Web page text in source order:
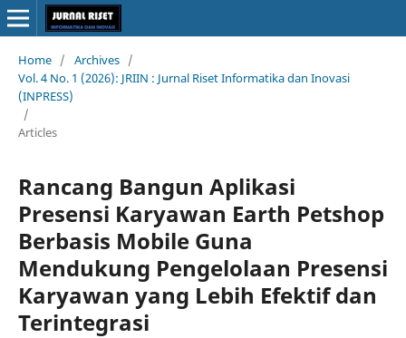
Home / Archives /
Vol. 4 No. 1 (2026): JRIIN : Jurnal Riset Informatika dan Inovasi
(INPRESS)
/
Articles
Rancang Bangun Aplikasi
Presensi Karyawan Earth Petshop
Berbasis Mobile Guna
Mendukung Pengelolaan Presensi
Karyawan yang Lebih Efektif dan
Terintegrasi